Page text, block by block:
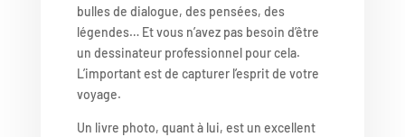
bulles de dialogue, des pensées, des
légendes… Et vous n’avez pas besoin d’être
un dessinateur professionnel pour cela.
L’important est de capturer l’esprit de votre
voyage.
Un livre photo, quant à lui, est un excellent